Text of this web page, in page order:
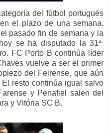
del fútbol portugués
el plazo de una semana.
pasado fin de semana y la
se ha disputado la 31ª
FC Porto B continúa líder
vuelve a ser el primer
del Feirense, que aún
resto continúa igual salvo
y Penafiel salen del
y Vitória SC B.